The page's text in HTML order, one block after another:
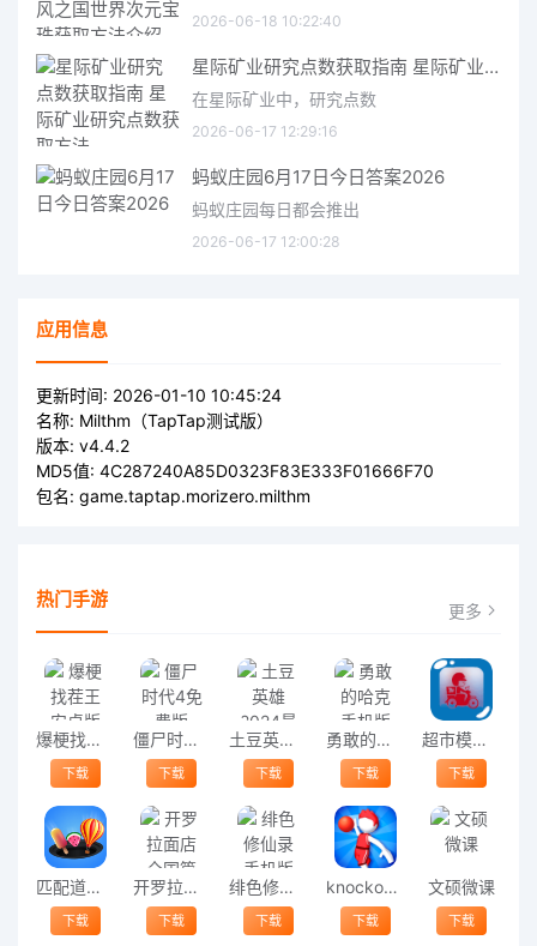
2026-06-18 10:22:40
星际矿业研究点数获取指南 星际矿业研究点数获取方法
在星际矿业中，研究点数
2026-06-17 12:29:16
蚂蚁庄园6月17日今日答案2026
蚂蚁庄园每日都会推出
2026-06-17 12:00:28
应用信息
更新时间: 2026-01-10 10:45:24
名称: Milthm（TapTap测试版）
版本: v4.4.2
MD5值: 4C287240A85D0323F83E333F01666F70
包名: game.taptap.morizero.milthm
热门手游 更多
爆梗找茬王安卓版
下载
僵尸时代4免费版
下载
土豆英雄2024最新版
下载
勇敢的哈克手机版
下载
超市模拟器终极版手机版
下载
匹配道具游戏
下载
开罗拉面店全国篇
下载
绯色修仙录手机版
下载
knockout ball淘汰篮球赛游戏
下载
文硕微课
下载